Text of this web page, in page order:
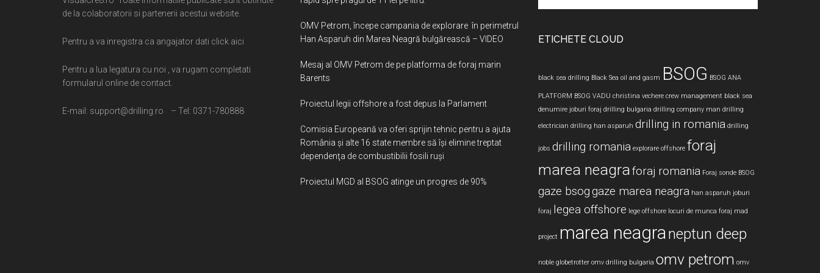
de la colaboratorii si partenerii acestui website.
Pentru a va inregistra ca angajator dati click aici
Pentru a lua legatura cu noi , va rugam completati
formularul online de contact.
E-mail: support@drilling.ro – Tel: 0371-780888
OMV Petrom, începe campania de explorare în perimetrul
Han Asparuh din Marea Neagră bulgărească – VIDEO
Mesaj al OMV Petrom de pe platforma de foraj marin
Barents
Proiectul legii offshore a fost depus la Parlament
Comisia Europeană va oferi sprijin tehnic pentru a ajuta
România şi alte 16 state membre să îşi elimine treptat
dependenţa de combustibilii fosili ruşi
Proiectul MGD al BSOG atinge un progres de 90%
ETICHETE CLOUD
black sea drilling Black Sea oil and gasm BSOG BSOG ANA
PLATFORM BSOG VADU christina vechere crew management black sea
denumire joburi foraj drilling bulgaria drilling company man drilling
electrician drilling han asparuh drilling in romania drilling
jobs drilling romania explorare offshore foraj
marea neagraforaj romania Foraj sonde BSOG
gaze bsoggaze marea neagra han asparuh joburi
foraj legea offshore lege offshore locuri de munca foraj mad
project marea neagraneptun deep
noble globetrotter omv drilling bulgaria omv petrom omv